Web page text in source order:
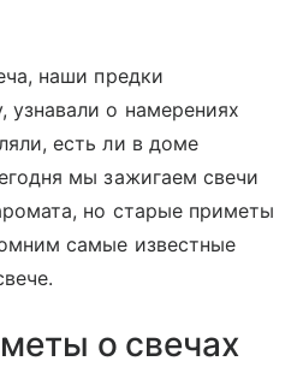
наши предки
узнавали о намерениях
есть ли в доме
мы зажигаем свечи
но старые приметы
самые известные
о свечах